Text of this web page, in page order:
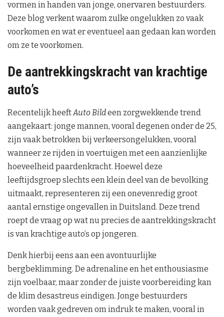
vormen in handen van jonge, onervaren bestuurders.
Deze blog verkent waarom zulke ongelukken zo vaak
voorkomen en wat er eventueel aan gedaan kan worden
om ze te voorkomen.
De aantrekkingskracht van krachtige
auto’s
Recentelijk heeftAuto Bildeen zorgwekkende trend
aangekaart: jonge mannen, vooral degenen onder de 25,
zijn vaak betrokken bij verkeersongelukken, vooral
wanneer ze rijden in voertuigen met een aanzienlijke
hoeveelheid paardenkracht. Hoewel deze
leeftijdsgroep slechts een klein deel van de bevolking
uitmaakt, representeren zij een onevenredig groot
aantal ernstige ongevallen in Duitsland. Deze trend
roept de vraag op wat nu precies de aantrekkingskracht
is van krachtige auto’s op jongeren.
Denk hierbij eens aan een avontuurlijke
bergbeklimming. De adrenaline en het enthousiasme
zijn voelbaar, maar zonder de juiste voorbereiding kan
de klim desastreus eindigen. Jonge bestuurders
worden vaak gedreven om indruk te maken, vooral in